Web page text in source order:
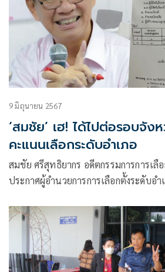
9 มิถุนายน 2567
‘สมชัย’ เฮ! ได้ไปต่อรอบจั
คะแนนเลือกระดับอำเภอ
สมชัย ศรีสุทธิยากร อดีตกรรมการการเลื
ประกาศผู้อำนวยการการเลือกตั้งระดับอำ